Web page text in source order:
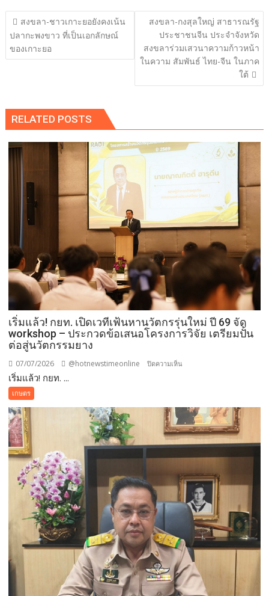
แนะแนว
เรื่อง
สงขลา-ชาวเกาะยอยังคงเน้น
ปลากะพงขาว ที่เป็นเอกลักษณ์
ของเกาะยอ
สงขลา-กงสุลใหญ่ สาธารณรัฐ
ประชาชนจีน ประจำจังหวัด
สงขลาร่วมเสวนาความก้าวหน้า
ในความ สัมพันธ์ ไทย-จีน ในภาค
ใต้
RELATED POSTS
เริ่มแล้ว! กยท. เปิดเวทีเฟ้นหานวัตกรรุ่นใหม่ ปี 69 จัด
workshop – ประกวดข้อเสนอโครงการวิจัย เตรียมปั้น
ต่อสู่นวัตกรรมยาง
07/07/2026 @hotnewstimeonline ปิดความเห็น
เปิด
เวที
เฟ้น
หาน
กร
รุ่น
ใหม่
จัด
workshop
–
ประกวด
เริ่มแล้ว! กยท. ...
เกษตร